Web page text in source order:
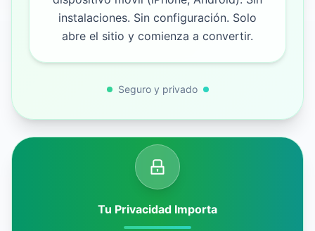
instalaciones. Sin configuración. Solo
abre el sitio y comienza a convertir.
Seguro y privado
Tu Privacidad Importa